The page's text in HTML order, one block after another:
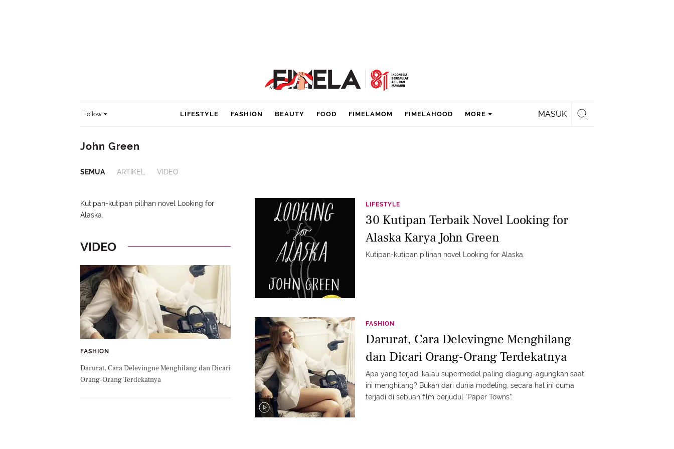
Follow MASUK
LIFESTYLE FASHION BEAUTY FOOD FIMELAMOM FIMELAHOOD MORE
John Green
SEMUA ARTIKEL VIDEO
Kutipan-kutipan pilihan novel Looking for
Alaska.
VIDEO
FASHION
Darurat, Cara Delevingne Menghilang dan Dicari
Orang-Orang Terdekatnya
LIFESTYLE
30 Kutipan Terbaik Novel Looking for
Alaska Karya John Green
Kutipan-kutipan pilihan novel Looking for Alaska.
FASHION
Darurat, Cara Delevingne Menghilang
dan Dicari Orang-Orang Terdekatnya
Apa yang terjadi kalau supermodel paling diagung-agungkan saat
ini menghilang? Bukan dari dunia modeling, secara hal ini cuma
terjadi di sebuah film berjudul “Paper Towns”.